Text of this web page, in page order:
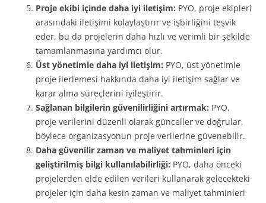
Proje ekibi içinde daha iyi iletişim: PYO, proje ekipleri
arasındaki iletişimi kolaylaştırır ve işbirliğini teşvik
eder, bu da projelerin daha hızlı ve verimli bir şekilde
tamamlanmasına yardımcı olur.
Üst yönetimle daha iyi iletişim: PYO, üst yönetimle
proje ilerlemesi hakkında daha iyi iletişim sağlar ve
karar alma süreçlerini iyileştirir.
Sağlanan bilgilerin güvenilirliğini artırmak: PYO,
proje verilerini düzenli olarak günceller ve doğrular,
böylece organizasyonun proje verilerine güvenebilir.
Daha güvenilir zaman ve maliyet tahminleri için
geliştirilmiş bilgi kullanılabilirliği: PYO, daha önceki
projelerden elde edilen verileri kullanarak gelecekteki
projeler için daha kesin zaman ve maliyet tahminleri